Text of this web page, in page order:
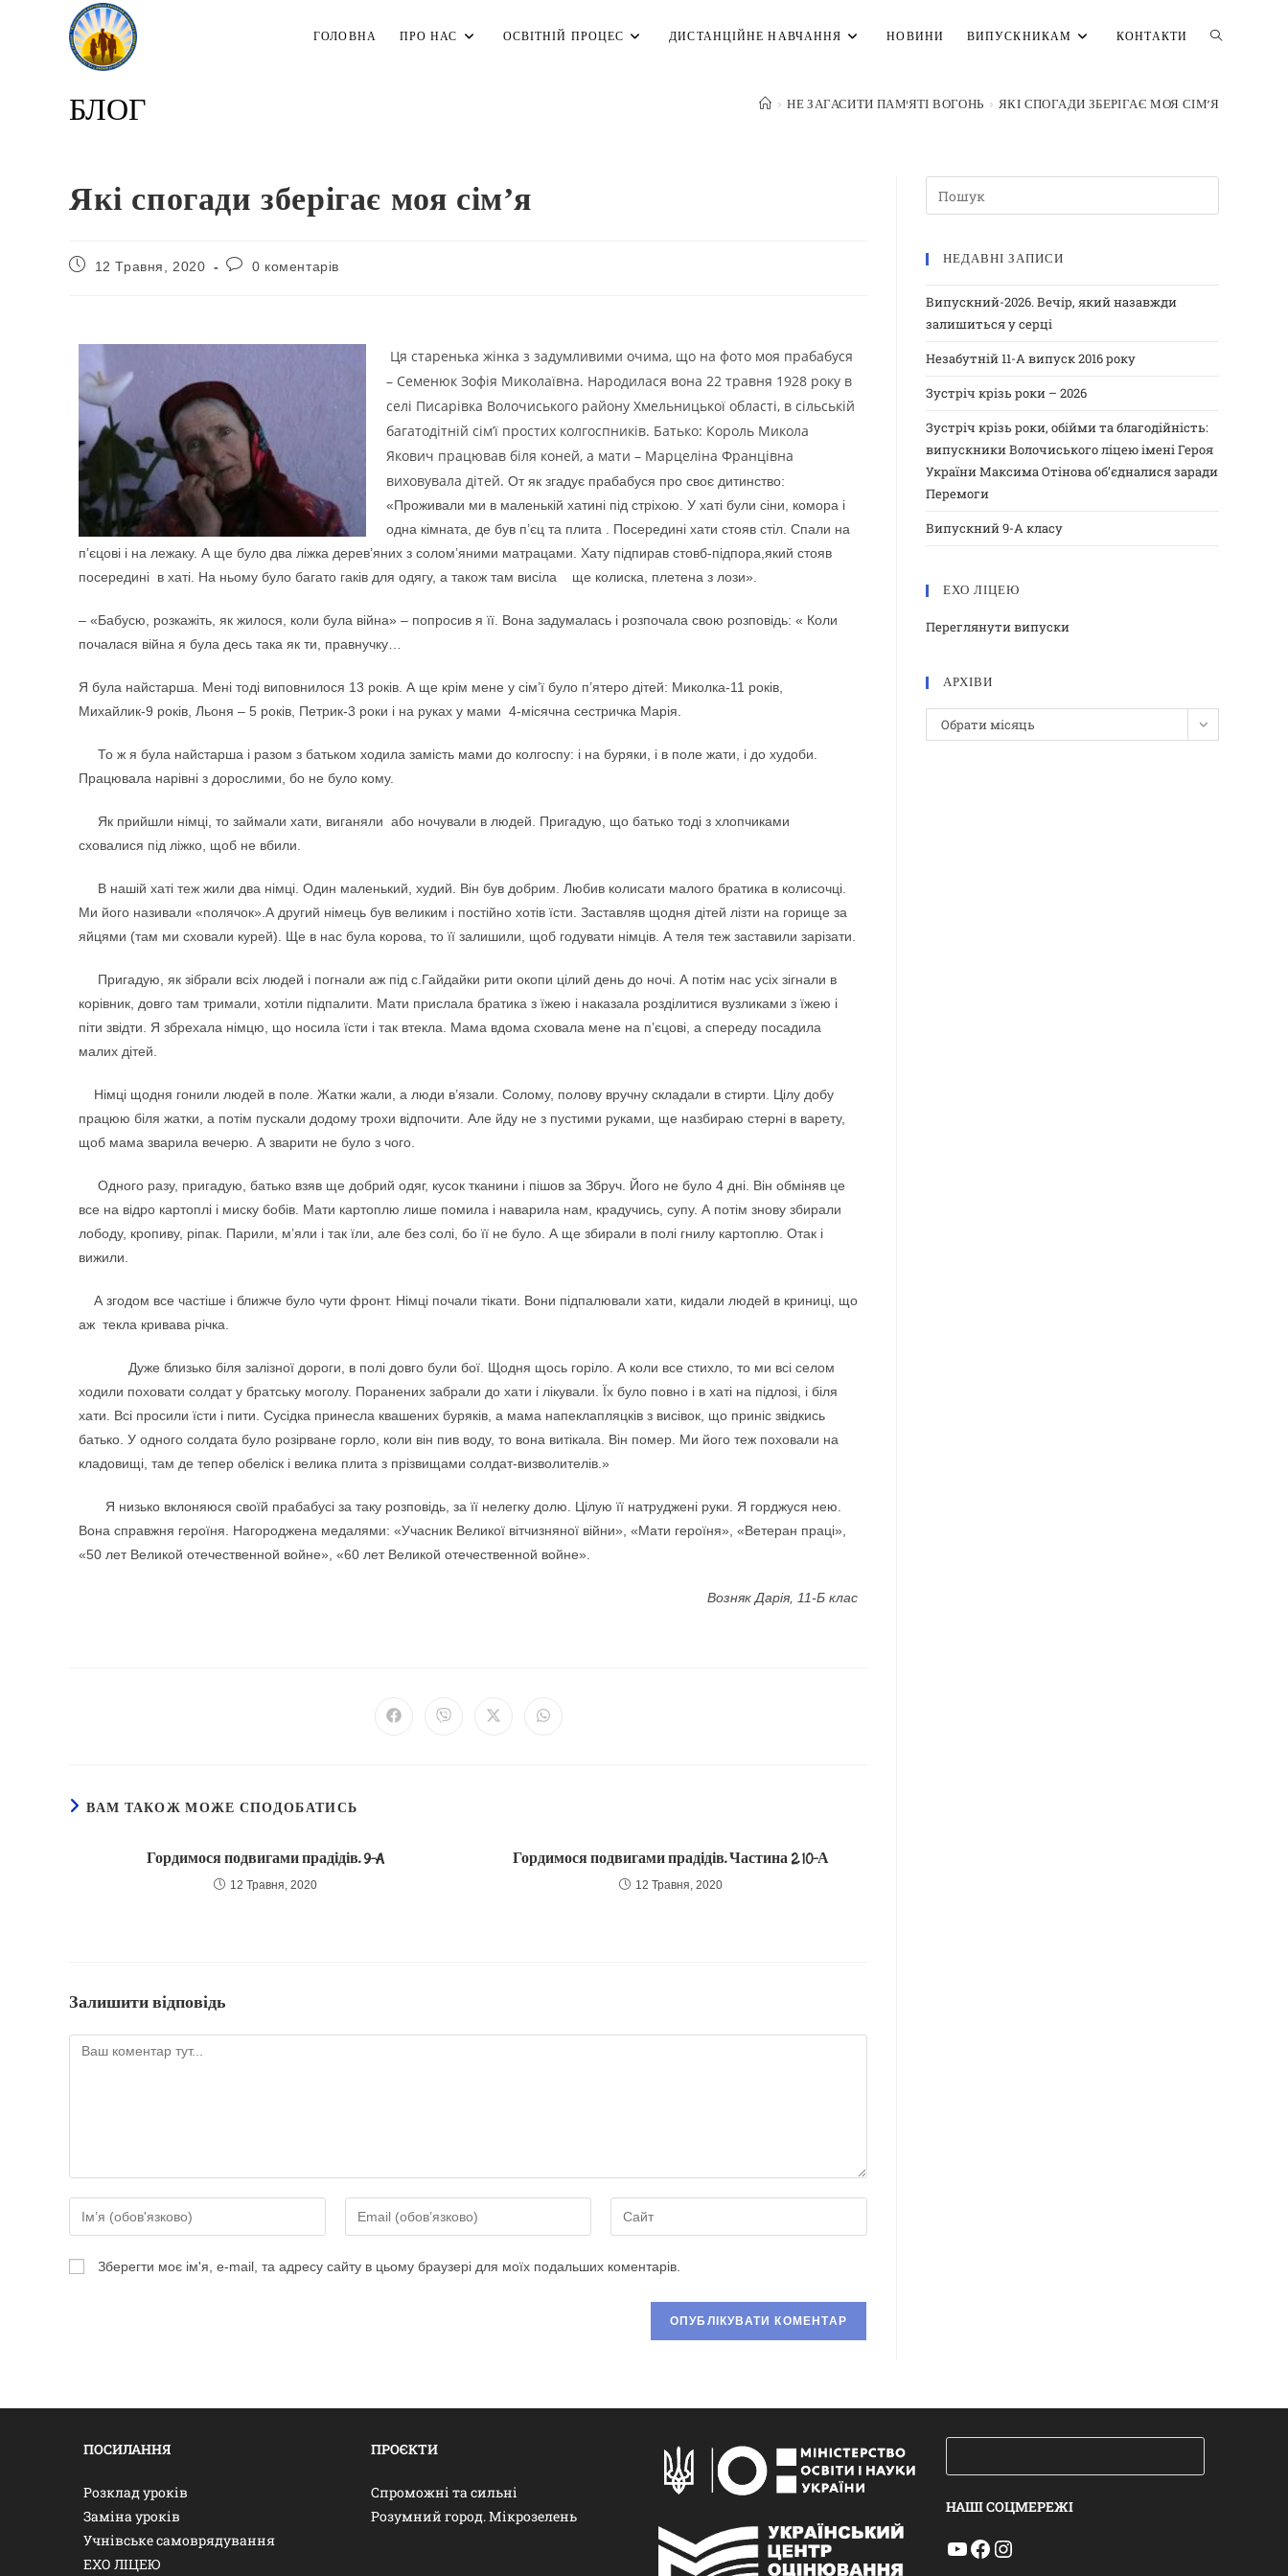
ГОЛОВНА ПРО НАС ОСВІТНІЙ ПРОЦЕС ДИСТАНЦІЙНЕ НАВЧАННЯ НОВИНИ ВИПУСКНИКАМ КОНТАКТИ
БЛОГ > НЕ ЗАГАСИТИ ПАМ'ЯТІ ВОГОНЬ > ЯКІ СПОГАДИ ЗБЕРІГАЄ МОЯ СІМ’Я
Які спогади зберігає моя сім’я
12 Травня, 2020 0 коментарів
Ця старенька жінка з задумливими очима, що на фото моя прабабуся
– Семенюк Зофія Миколаївна. Народилася вона 22 травня 1928 року в
селі Писарівка Волочиського району Хмельницької області, в сільській
багатодітній сім’ї простих колгоспників. Батько: Король Микола
Якович працював біля коней, а мати – Марцеліна Францівна
виховувала дітей. От як згадує прабабуся про своє дитинство:
«Проживали ми в маленькій хатині під стріхою. У хаті були сіни, комора і
одна кімната, де був п’єц та плита . Посередині хати стояв стіл. Спали на
п’єцові і на лежаку. А ще було два ліжка дерев’яних з солом’яними матрацами. Хату підпирав стовб-підпора,який стояв
посередині в хаті. На ньому було багато гаків для одягу, а також там висіла ще колиска, плетена з лози».
– «Бабусю, розкажіть, як жилося, коли була війна» – попросив я її. Вона задумалась і розпочала свою розповідь: « Коли
почалася війна я була десь така як ти, правнучку…
Я була найстарша. Мені тоді виповнилося 13 років. А ще крім мене у сім’ї було п’ятеро дітей: Миколка-11 років,
Михайлик-9 років, Льоня – 5 років, Петрик-3 роки і на руках у мами 4-місячна сестричка Марія.
То ж я була найстарша і разом з батьком ходила замість мами до колгоспу: і на буряки, і в поле жати, і до худоби.
Працювала нарівні з дорослими, бо не було кому.
Як прийшли німці, то займали хати, виганяли або ночували в людей. Пригадую, що батько тоді з хлопчиками
сховалися під ліжко, щоб не вбили.
В нашій хаті теж жили два німці. Один маленький, худий. Він був добрим. Любив колисати малого братика в колисочці.
Ми його називали «полячок».А другий німець був великим і постійно хотів їсти. Заставляв щодня дітей лізти на горище за
яйцями (там ми сховали курей). Ще в нас була корова, то її залишили, щоб годувати німців. А теля теж заставили зарізати.
Пригадую, як зібрали всіх людей і погнали аж під с.Гайдайки рити окопи цілий день до ночі. А потім нас усіх зігнали в
корівник, довго там тримали, хотіли підпалити. Мати прислала братика з їжею і наказала розділитися вузликами з їжею і
піти звідти. Я збрехала німцю, що носила їсти і так втекла. Мама вдома сховала мене на п’єцові, а спереду посадила
малих дітей.
Німці щодня гонили людей в поле. Жатки жали, а люди в’язали. Солому, полову вручну складали в стирти. Цілу добу
працюю біля жатки, а потім пускали додому трохи відпочити. Але йду не з пустими руками, ще назбираю стерні в варету,
щоб мама зварила вечерю. А зварити не було з чого.
Одного разу, пригадую, батько взяв ще добрий одяг, кусок тканини і пішов за Збруч. Його не було 4 дні. Він обміняв це
все на відро картоплі і миску бобів. Мати картоплю лише помила і наварила нам, крадучись, супу. А потім знову збирали
лободу, кропиву, ріпак. Парили, м’яли і так їли, але без солі, бо її не було. А ще збирали в полі гнилу картоплю. Отак і
вижили.
А згодом все частіше і ближче було чути фронт. Німці почали тікати. Вони підпалювали хати, кидали людей в криниці, що
аж текла кривава річка.
Дуже близько біля залізної дороги, в полі довго були бої. Щодня щось горіло. А коли все стихло, то ми всі селом
ходили поховати солдат у братську моголу. Поранених забрали до хати і лікували. Їх було повно і в хаті на підлозі, і біля
хати. Всі просили їсти і пити. Сусідка принесла квашених буряків, а мама напеклапляцків з висівок, що приніс звідкись
батько. У одного солдата було розірване горло, коли він пив воду, то вона витікала. Він помер. Ми його теж поховали на
кладовищі, там де тепер обеліск і велика плита з прізвищами солдат-визволителів.»
Я низько вклоняюся своїй прабабусі за таку розповідь, за її нелегку долю. Цілую її натруджені руки. Я горджуся нею.
Вона справжня героїня. Нагороджена медалями: «Учасник Великої вітчизняної війни», «Мати героїня», «Ветеран праці»,
«50 лет Великой отечественной войне», «60 лет Великой отечественной войне».
Возняк Дарія, 11-Б клас
ВАМ ТАКОЖ МОЖЕ СПОДОБАТИСЬ
Гордимося подвигами прадідів. 9-A
12 Травня, 2020
Гордимося подвигами прадідів. Частина 2. 10-А
12 Травня, 2020
Залишити відповідь
Зберегти моє ім'я, e-mail, та адресу сайту в цьому браузері для моїх подальших коментарів.
НЕДАВНІ ЗАПИСИ
Випускний-2026. Вечір, який назавжди
залишиться у серці
Незабутній 11-А випуск 2016 року
Зустріч крізь роки – 2026
Зустріч крізь роки, обійми та благодійність:
випускники Волочиського ліцею імені Героя
України Максима Отінова об’єдналися заради
Перемоги
Випускний 9-А класу
ЕХО ЛІЦЕЮ
Переглянути випуски
АРХІВИ
Обрати місяць
ПОСИЛАННЯ
Розклад уроків
Заміна уроків
Учнівське самоврядування
ЕХО ЛІЦЕЮ
ПРОЄКТИ
Спроможні та сильні
Розумний город. Мікрозелень
НАШІ СОЦМЕРЕЖІ